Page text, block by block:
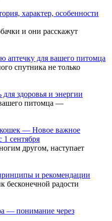
характер, особенности
и они расскажут
для вашего питомца
спутника не только
здоровья и энергии
питомца —
— Новое важное
1 сентября
другом, наступает
и рекомендации
бесконечной радости
— понимание через